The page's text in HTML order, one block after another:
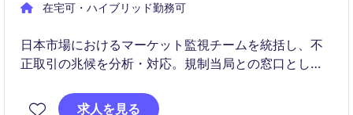
在宅可・ハイブリッド勤務可
日本市場におけるマーケット監視チームを統括し、不
正取引の兆候を分析・対応。規制当局との窓口とし
求人を見る